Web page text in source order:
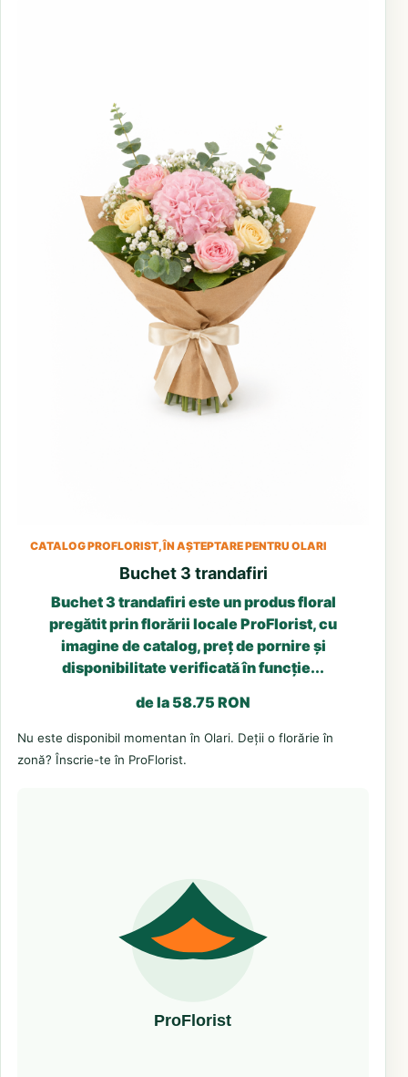
CATALOG PROFLORIST, ÎN AȘTEPTARE PENTRU OLARI
Buchet 3 trandafiri
Buchet 3 trandafiri este un produs floral
pregătit prin florării locale ProFlorist, cu
imagine de catalog, preț de pornire și
disponibilitate verificată în funcție...
de la 58.75 RON
Nu este disponibil momentan în Olari. Deții o florărie în
zonă? Înscrie-te în ProFlorist.